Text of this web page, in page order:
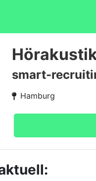
smart-
Hamburg